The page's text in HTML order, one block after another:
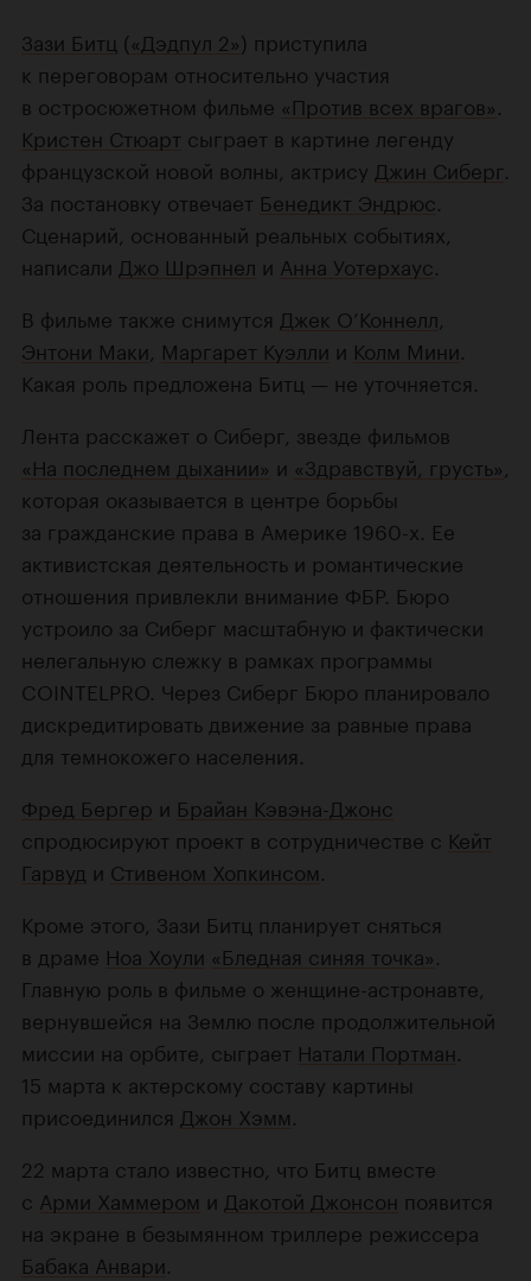
Зази Битц («Дэдпул 2») приступила
к переговорам относительно участия
в остросюжетном фильме «Против всех врагов»
Кристен Стюарт сыграет в картине легенду
французской новой волны, актрису Джин Сиберг
За постановку отвечает Бенедикт Эндрюс
Сценарий, основанный реальных событиях,
написали Джо Шрэпнел и Анна Уотерхаус
В фильме также снимутся Джек О’Коннелл
Энтони Маки Маргарет Куэлли и Колм Мини
Какая роль предложена Битц — не уточняется.
Лента расскажет о Сиберг, звезде фильмов
«На последнем дыхании» и «Здравствуй, грусть»
которая оказывается в центре борьбы
за гражданские права в Америке 1960-х. Ее
активистская деятельность и романтические
отношения привлекли внимание ФБР. Бюро
устроило за Сиберг масштабную и фактически
нелегальную слежку в рамках программы
COINTELPRO. Через Сиберг Бюро планировало
дискредитировать движение за равные права
для темнокожего населения.
Фред Бергер и Брайан Кэвэна-Джонс
спродюсируют проект в сотрудничестве с Кейт
Гарвуд и Стивеном Хопкинсом
Кроме этого, Зази Битц планирует сняться
в драме Ноа Хоули «Бледная синяя точка»
Главную роль в фильме о женщине-астронавте,
вернувшейся на Землю после продолжительной
миссии на орбите, сыграет Натали Портман
15 марта к актерскому составу картины
присоединился Джон Хэмм
22 марта стало известно, что Битц вместе
с Арми Хаммером и Дакотой Джонсон появится
на экране в безымянном триллере режиссера
Бабака Анвари